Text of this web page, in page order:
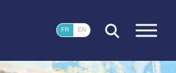
FERMER
FR EN